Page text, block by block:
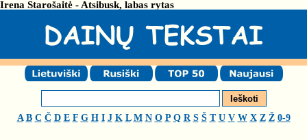
Irena Starošaitė - Atsibusk, labas rytas
A B C Č D E F G H I J K L M N O P Q R S Š T U V W X Z Ž 0-9